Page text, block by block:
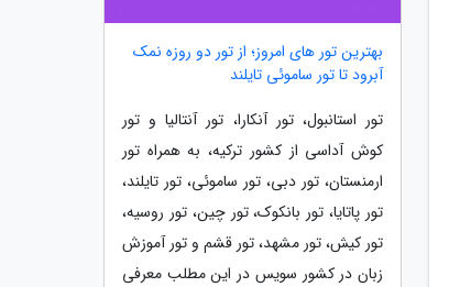
بهترین تور های امروز؛ از تور دو روزه نمک
آبرود تا تور ساموئی تایلند
تور استانبول، تور آنکارا، تور آنتالیا و تور
کوش آداسی از کشور ترکیه، به همراه تور
ارمنستان، تور دبی، تور ساموئی، تور تایلند،
تور پاتایا، تور بانکوک، تور چین، تور روسیه،
تور کیش، تور مشهد، تور قشم و تور آموزش
زبان در کشور سویس در این مطلب معرفی